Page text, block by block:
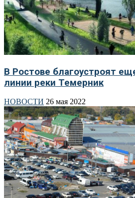
В Ростове благоустроят
линии реки Темерник
НОВОСТИ 26 мая 2022